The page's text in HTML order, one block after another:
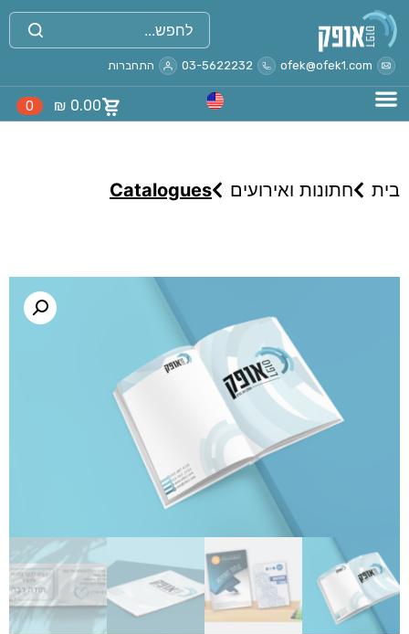
ofek@ofek1.com
03-5622232 התחברות
₪ 0.00
0
בית חתונות ואירועים Catalogues